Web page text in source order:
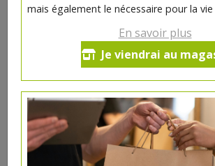
mais également le nécessaire pour la
En savoir plus
Je viendrai au
Charmeux de vache au fenugrec
- 0.1 kg
2.5
Réception le